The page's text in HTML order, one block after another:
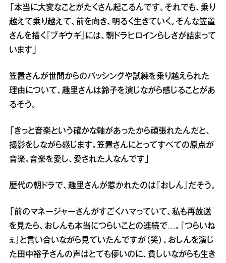
「本当に大変なことがたくさん起こるんです。それでも、乗り
越えて乗り越えて、前を向き、明るく生きていく。そんな笠置
さんを描く『ブギウギ』には、朝ドラヒロインらしさが詰まって
います」
笠置さんが世間からのバッシングや試練を乗り越えられた
理由について、趣里さんは鈴子を演じながら感じることがあ
るそう。
「きっと音楽という確かな軸があったから頑張れたんだと、
撮影をしながら感じます。笠置さんにとってすべての原点が
音楽。音楽を愛し、愛された人なんです」
歴代の朝ドラで、趣里さんが惹かれたのは『おしん』だそう。
「前のマネージャーさんがすごくハマっていて、私も再放送
を見たら、おしんも本当につらいことの連続で…。『つらいね
ぇ』と言い合いながら見ていたんですが（笑）、おしんを演じ
た田中裕子さんの声はとても儚いのに、貧しいながらも生き